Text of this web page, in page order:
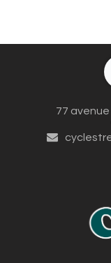
77 avenue